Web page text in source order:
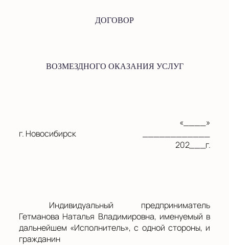
ДОГОВОР
ВОЗМЕЗДНОГО ОКАЗАНИЯ УСЛУГ
г. Новосибирск
«____»
202___ г.
Индивидуальный предприниматель
Гетманова Наталья Владимировна, именуемый в
дальнейшем «Исполнитель», с одной стороны, и
гражданин